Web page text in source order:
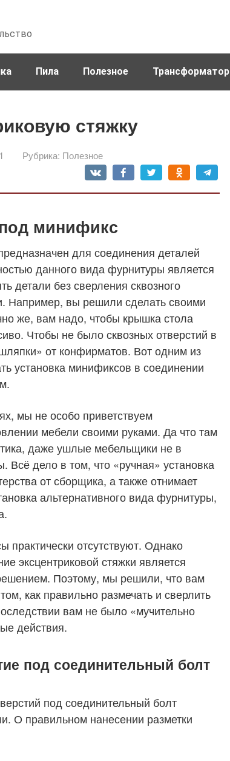
Пила Полезное Трансформатор
стяжку
Рубрика: Полезное
минификс
для соединения деталей
данного вида фурнитуры является
детали без сверления сквозного
Например, вы решили сделать своими
же, вам надо, чтобы крышка стола
Чтобы не было сквозных отверстий в
от конфирматов. Вот одним из
установка минификсов в соединении
мы не особо приветствуем
мебели своими руками. Да что там
даже ушлые мебельщики не в
Всё дело в том, что «ручная» установка
от сборщика, а также отнимает
альтернативного вида фурнитуры,
отсутствуют. Однако
эксцентриковой стяжки является
Поэтому, мы решили, что вам
как правильно размечать и сверлить
вам не было «мучительно
действия.
под соединительный болт
под соединительный болт
О правильном нанесении разметки